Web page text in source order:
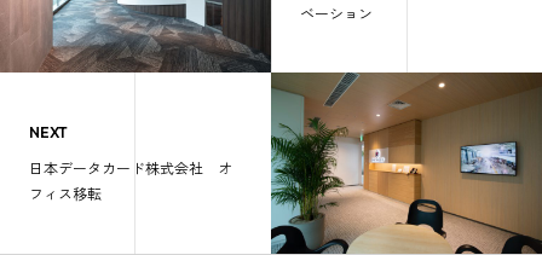
ベーション
NEXT
日本データカード株式会社 オ
フィス移転